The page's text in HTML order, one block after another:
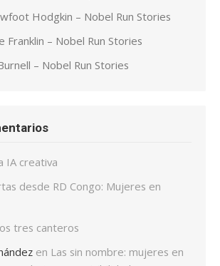
Hodgkin – Nobel Run Stories
Franklin – Nobel Run Stories
– Nobel Run Stories
IA creativa
desde RD Congo: Mujeres en
tres canteros
en Las sin nombre: mujeres en